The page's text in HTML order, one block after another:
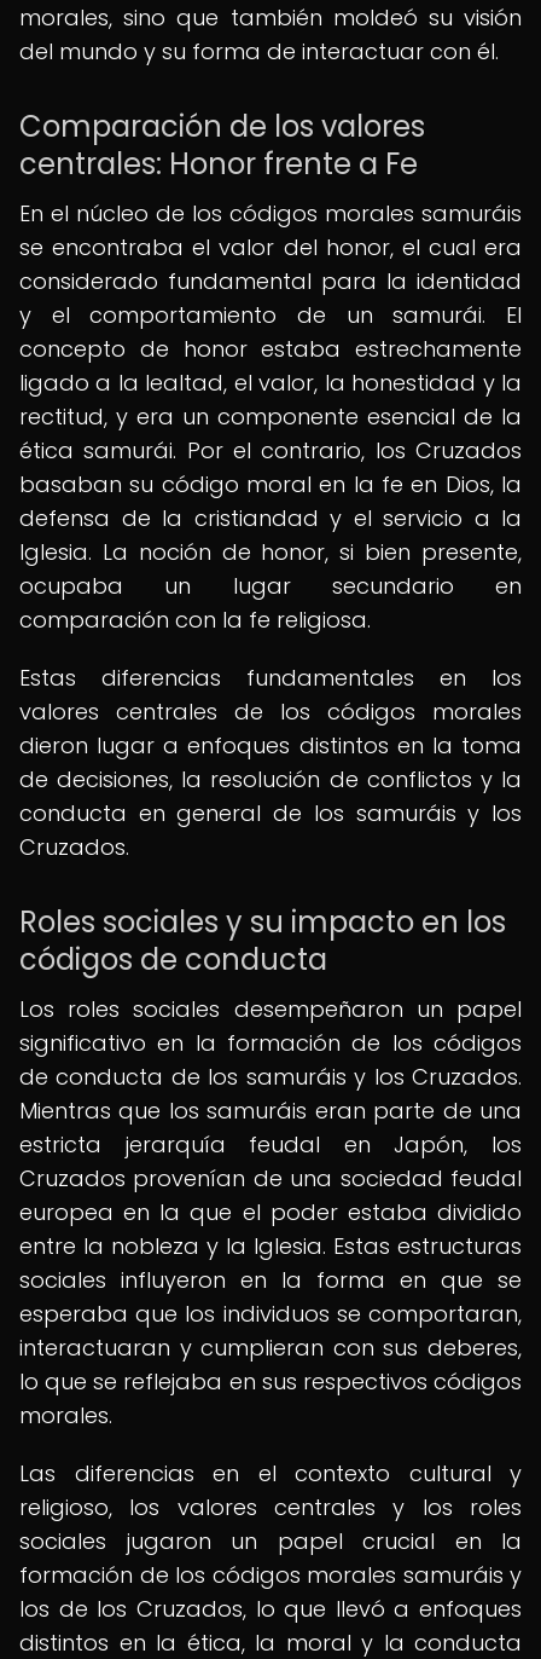
morales, sino que también moldeó su visión
del mundo y su forma de interactuar con él.
Comparación de los valores
centrales: Honor frente a Fe
En el núcleo de los códigos morales samuráis
se encontraba el valor del honor, el cual era
considerado fundamental para la identidad
y el comportamiento de un samurái. El
concepto de honor estaba estrechamente
ligado a la lealtad, el valor, la honestidad y la
rectitud, y era un componente esencial de la
ética samurái. Por el contrario, los Cruzados
basaban su código moral en la fe en Dios, la
defensa de la cristiandad y el servicio a la
Iglesia. La noción de honor, si bien presente,
ocupaba un lugar secundario en
comparación con la fe religiosa.
Estas diferencias fundamentales en los
valores centrales de los códigos morales
dieron lugar a enfoques distintos en la toma
de decisiones, la resolución de conflictos y la
conducta en general de los samuráis y los
Cruzados.
Roles sociales y su impacto en los
códigos de conducta
Los roles sociales desempeñaron un papel
significativo en la formación de los códigos
de conducta de los samuráis y los Cruzados.
Mientras que los samuráis eran parte de una
estricta jerarquía feudal en Japón, los
Cruzados provenían de una sociedad feudal
europea en la que el poder estaba dividido
entre la nobleza y la Iglesia. Estas estructuras
sociales influyeron en la forma en que se
esperaba que los individuos se comportaran,
interactuaran y cumplieran con sus deberes,
lo que se reflejaba en sus respectivos códigos
morales.
Las diferencias en el contexto cultural y
religioso, los valores centrales y los roles
sociales jugaron un papel crucial en la
formación de los códigos morales samuráis y
los de los Cruzados, lo que llevó a enfoques
distintos en la ética, la moral y la conducta